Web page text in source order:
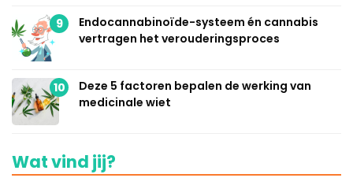
9
Endocannabinoïde-systeem én cannabis
vertragen het verouderingsproces
10
Deze 5 factoren bepalen de werking van
medicinale wiet
Wat vind jij?